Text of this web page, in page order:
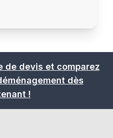
de devis et comparez
dès
!